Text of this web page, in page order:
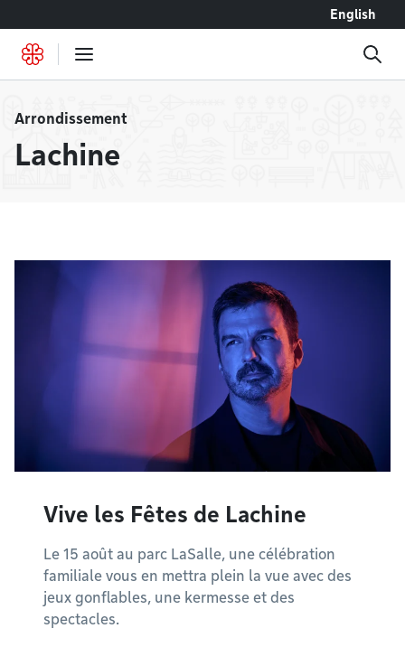
English
Arrondissement
Lachine
À la une
Vive les Fêtes de Lachine
Le 15 août au parc LaSalle, une célébration
familiale vous en mettra plein la vue avec des
jeux gonflables, une kermesse et des
spectacles.